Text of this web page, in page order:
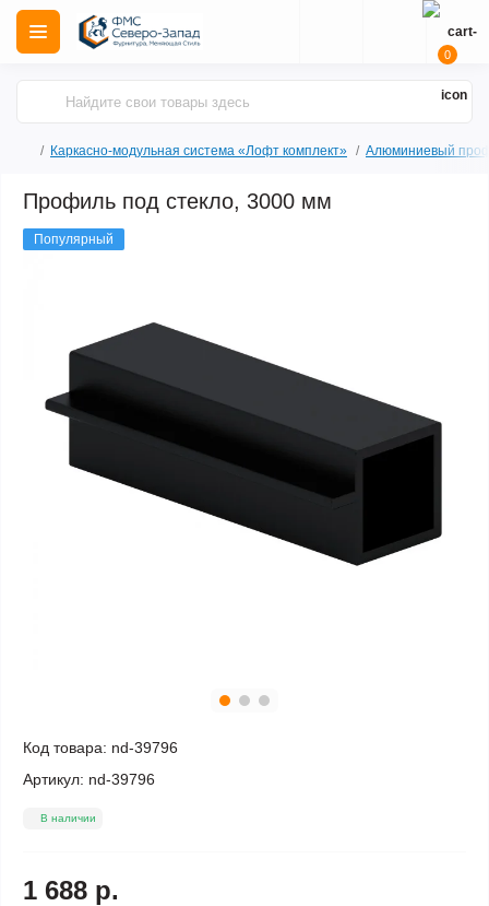
0
Каркасно-модульная система «Лофт комплект» Алюминиевый
Профиль под стекло, 3000 мм
Популярный
Код товара: nd-39796
Артикул: nd-39796
В наличии
1 688 р.